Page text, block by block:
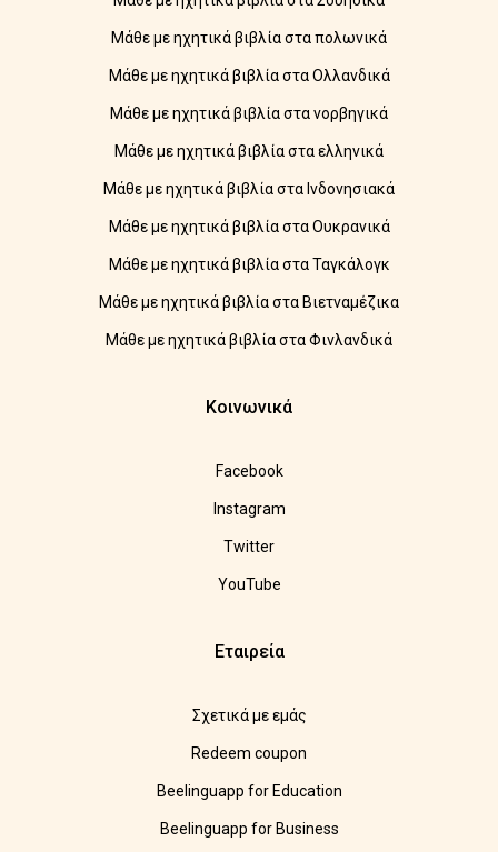
Μάθε με ηχητικά βιβλία στα πολωνικά
Μάθε με ηχητικά βιβλία στα Ολλανδικά
Μάθε με ηχητικά βιβλία στα νορβηγικά
Μάθε με ηχητικά βιβλία στα ελληνικά
Μάθε με ηχητικά βιβλία στα Ινδονησιακά
Μάθε με ηχητικά βιβλία στα Ουκρανικά
Μάθε με ηχητικά βιβλία στα Ταγκάλογκ
Μάθε με ηχητικά βιβλία στα Βιετναμέζικα
Μάθε με ηχητικά βιβλία στα Φινλανδικά
Κοινωνικά
Facebook
Instagram
Twitter
YouTube
Εταιρεία
Σχετικά με εμάς
Redeem coupon
Beelinguapp for Education
Beelinguapp for Business